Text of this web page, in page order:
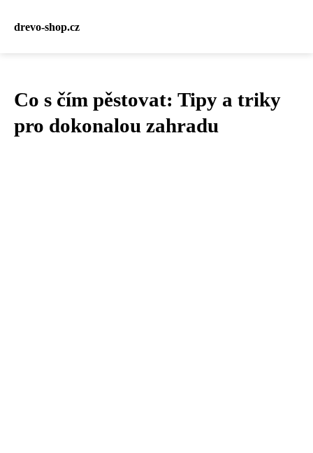
drevo-shop.cz
Co s čím pěstovat: Tipy a triky
pro dokonalou zahradu